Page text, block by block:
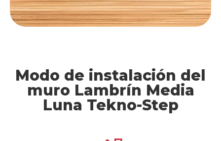
Modo de instalación del
muro Lambrín Media
Luna Tekno-Step